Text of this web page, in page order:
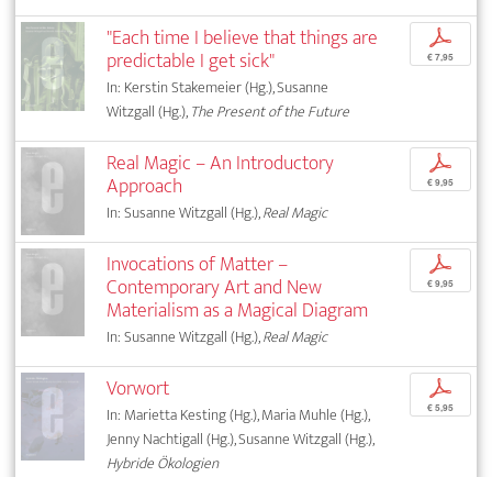
"Each time I believe that things are
predictable I get sick"
In: Kerstin Stakemeier (Hg.), Susanne
Witzgall (Hg.),The Present of the Future
p
€ 7,95
Real Magic – An Introductory
Approach
In: Susanne Witzgall (Hg.),Real Magic
p
€ 9,95
Invocations of Matter –
Contemporary Art and New
Materialism as a Magical Diagram
In: Susanne Witzgall (Hg.),Real Magic
p
€ 9,95
Vorwort
In: Marietta Kesting (Hg.), Maria Muhle (Hg.),
Jenny Nachtigall (Hg.), Susanne Witzgall (Hg.),
Hybride Ökologien
p
€ 5,95